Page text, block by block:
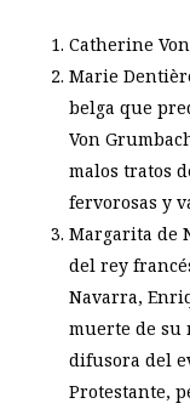
Catherine
Marie
belga que
Von
malos tratos
fervorosas y
Margarita de
del rey
Navarra,
muerte de su
difusora del
Protestante,